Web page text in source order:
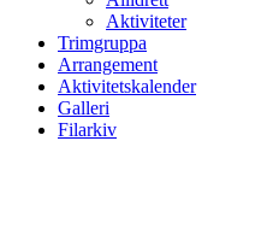
Aktiviteter
Trimgruppa
Arrangement
Aktivitetskalender
Galleri
Filarkiv